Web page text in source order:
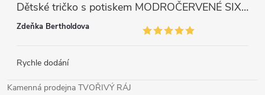
Dětské tričko s potiskem MODROČERVENÉ SIX SEVEN 67
Zdeňka Bertholdova
Rychle dodání
Kamenná prodejna TVOŘIVÝ RÁJ